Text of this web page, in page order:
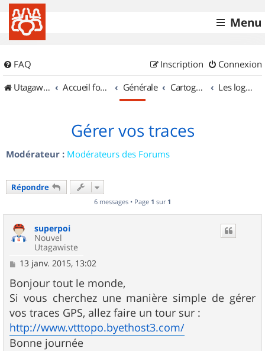
Menu
FAQ Connexion
Inscription
UtagawaVTT (Randos VTT et VTTAE avec traces GPS)
Accueil forum Générale Cartographie et GPS Les logiciels
Gérer vos traces
Modérateur : Modérateurs des Forums
Répondre
6 messages • Page 1 sur 1
superpoi
Nouvel
Utagawiste
M
s
s
a
g
e
13 janv. 2015, 13:02
Bonjour tout le monde,
Si vous cherchez une manière simple de gérer
vos traces GPS, allez faire un tour sur :
http://www.vtttopo.byethost3.com/
Bonne journée